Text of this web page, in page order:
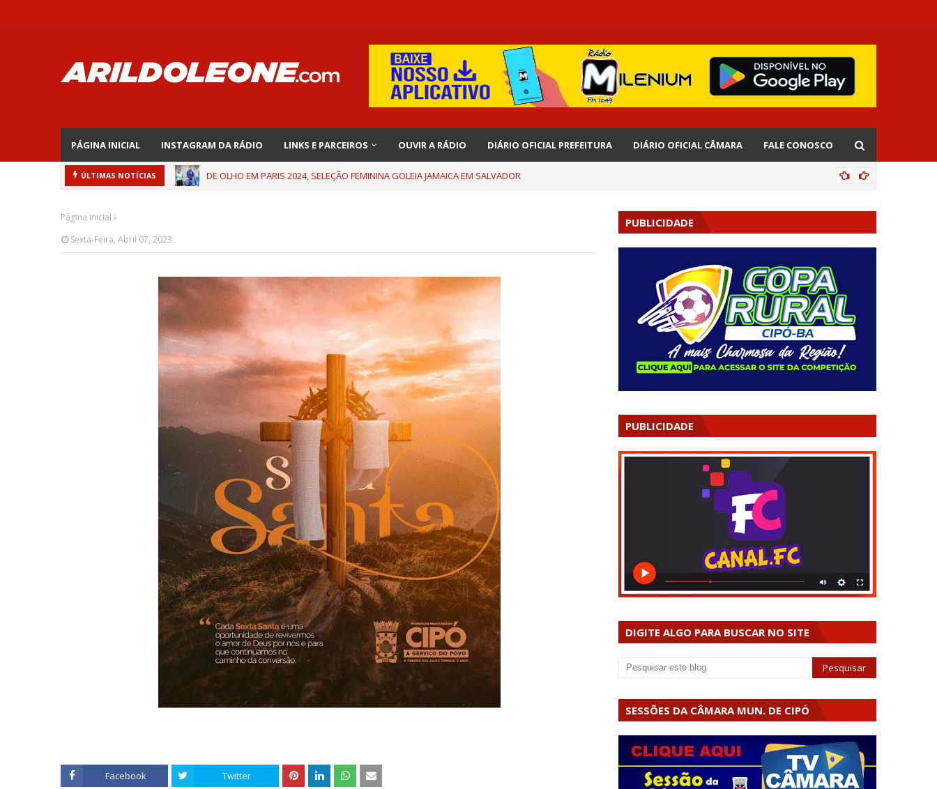
PÁGINA INICIAL INSTAGRAM DA RÁDIO LINKS E PARCEIROS OUVIR A RÁDIO DIÁRIO OFICIAL PREFEITURA DIÁRIO OFICIAL CÂMARA FALE CONOSCO
ÚLTIMAS NOTÍCIAS DE OLHO EM PARIS 2024, SELEÇÃO FEMININA GOLEIA JAMAICA EM SALVADOR
Página inicial
Sexta-Feira, Abril 07, 2023
Facebook Twitter
PUBLICIDADE
PUBLICIDADE
DIGITE ALGO PARA BUSCAR NO SITE
SESSÕES DA CÂMARA MUN. DE CIPÓ